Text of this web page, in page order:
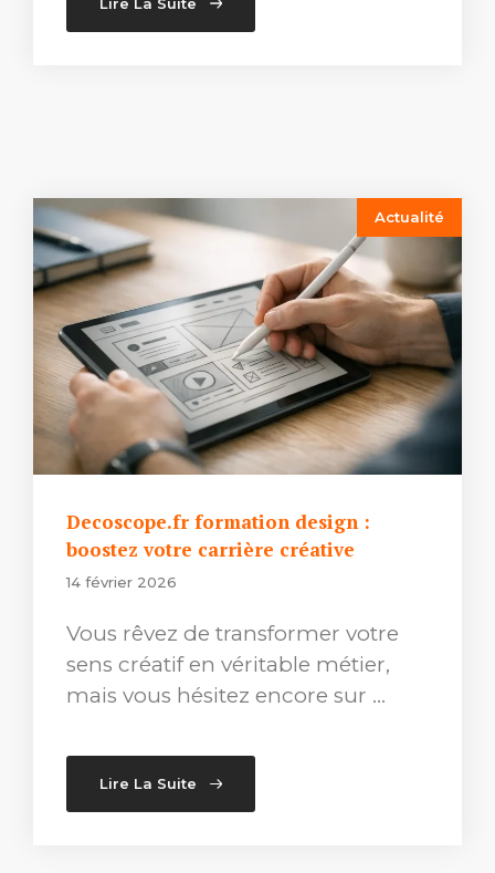
Actualité
Decoscope.fr formation design :
boostez votre carrière créative
14 février 2026
Vous rêvez de transformer votre
sens créatif en véritable métier,
mais vous hésitez encore sur …
Lire La Suite